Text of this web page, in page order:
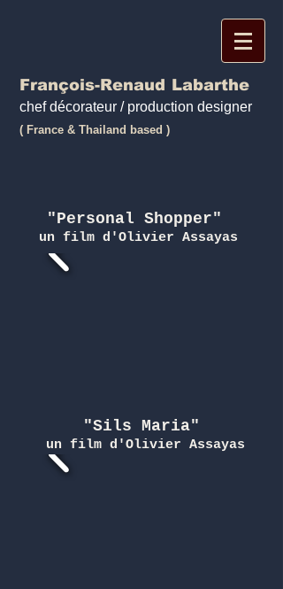
François-Renaud Labarthe
chef décorateur / production designer
( France & Thailand based )
"Personal Shopper"
un film d'Olivier Assayas
"Sils Maria"
un film d'Olivier Assayas